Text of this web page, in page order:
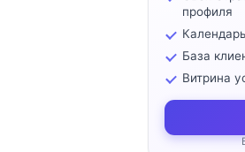
профиля
База
Витрина